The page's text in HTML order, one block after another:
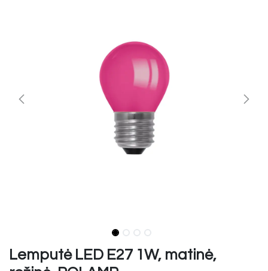
Lemputė LED E27 1W, matinė,